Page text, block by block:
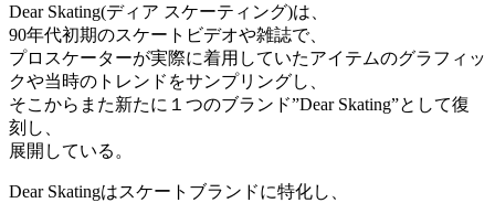
Dear Skating(ディア スケーティング)は、
90年代初期のスケートビデオや雑誌で、
プロスケーターが実際に着用していたアイテムのグラフィッ
クや当時のトレンドをサンプリングし、
そこからまた新たに１つのブランド”Dear Skating”として復
刻し、
展開している。
Dear Skatingはスケートブランドに特化し、